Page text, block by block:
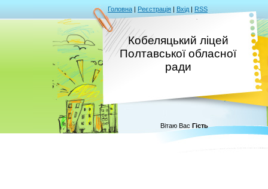
Головна | Реєстрація | Вхід | RSS
Кобеляцький ліцей
Полтавської обласної
ради
Вітаю Вас Гість